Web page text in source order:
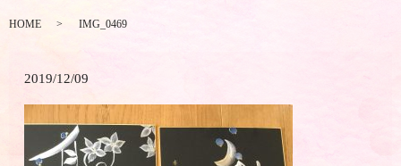
HOME IMG_0469
2019/12/09